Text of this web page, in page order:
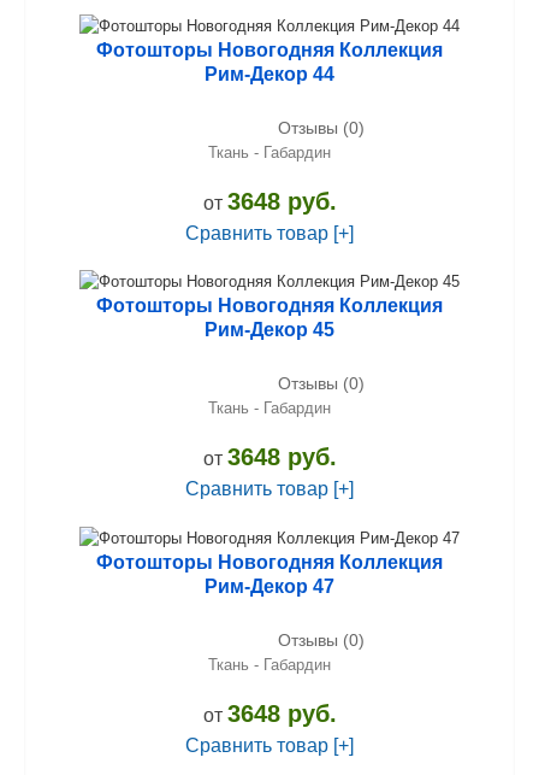
Фотошторы Новогодняя Коллекция
Рим-Декор 44
Отзывы (0)
Ткань - Габардин
от 3648 руб.
Сравнить товар [+]
Фотошторы Новогодняя Коллекция
Рим-Декор 45
Отзывы (0)
Ткань - Габардин
от 3648 руб.
Сравнить товар [+]
Фотошторы Новогодняя Коллекция
Рим-Декор 47
Отзывы (0)
Ткань - Габардин
от 3648 руб.
Сравнить товар [+]